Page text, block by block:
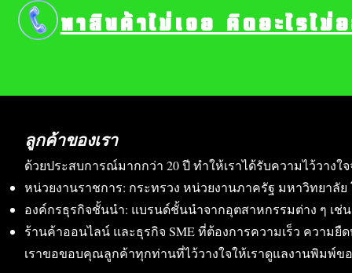
ลูกค้าของเรา
ด้วยประสบการณ์มากกว่า 20 ปี ทำให้เราได้รับความไว้วา
หน่วยงานราชการ: กระทรวง หน่วยงานภาครัฐ มหาวิทยาลัย
องค์กรธุรกิจชั้นนำ: แบรนด์ชั้นนำจากอุตสาหกรรมต่าง ๆ เช่
ร้านค้าออนไลน์ และธุรกิจ SME ที่ต้องการความเร็ว ความยื
เราขอขอบคุณลูกค้าทุกท่านที่ไว้วางใจให้เราดูแลงานพิมพ์ข
หาสินค้าไม่เจอ คิดอะไรไ